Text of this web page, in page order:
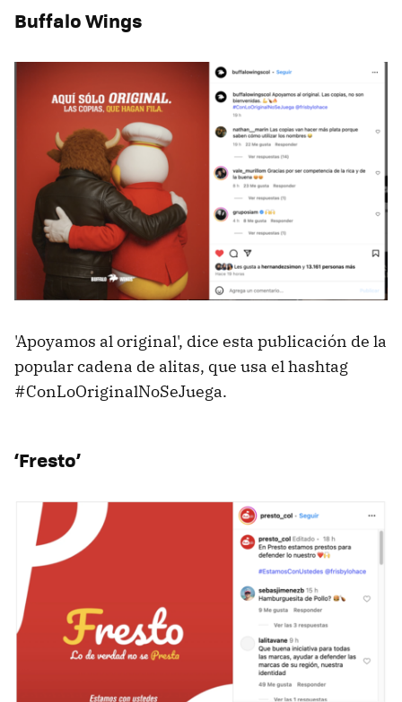
Buffalo Wings
'Apoyamos al original', dice esta publicación de la
popular cadena de alitas, que usa el hashtag
#ConLoOriginalNoSeJuega.
‘Fresto’